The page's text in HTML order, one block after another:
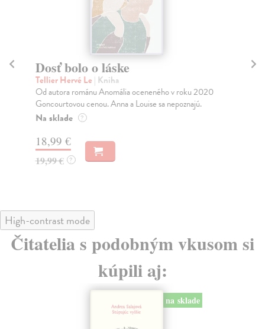
v roku 2020
sa nepoznajú.
Čo bolo červené
Rocco sa vracia z Berlína za svojou
Kolíne. Práve sa dozvedela, že jej dávna pr...
High-contrast mode
Čitatelia s podobným vkusom si
kúpili aj:
na sklade